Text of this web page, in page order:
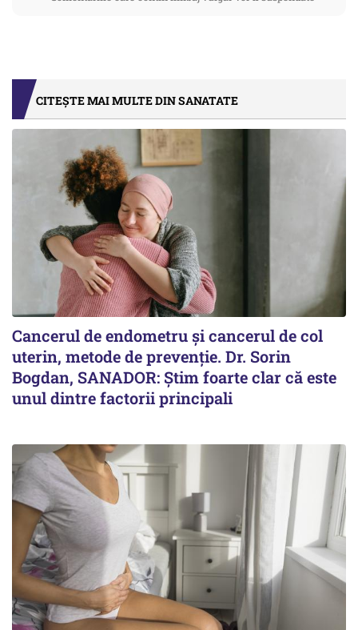
CITEȘTE MAI MULTE DIN SANATATE
Cancerul de endometru și cancerul de col
uterin, metode de prevenție. Dr. Sorin
Bogdan, SANADOR: Știm foarte clar că este
unul dintre factorii principali